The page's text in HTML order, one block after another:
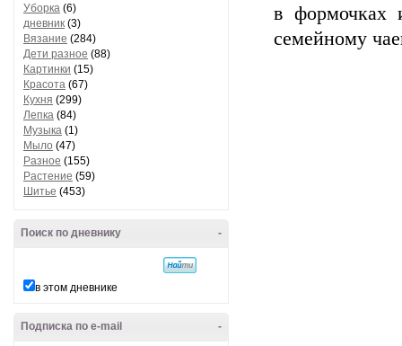
Уборка (6)
дневник (3)
Вязание (284)
Дети разное (88)
Картинки (15)
Красота (67)
Кухня (299)
Лепка (84)
Музыка (1)
Мыло (47)
Разное (155)
Растение (59)
Шитье (453)
-
Поиск по дневнику
в этом дневнике
-
Подписка по e-mail
в формочках
семейному